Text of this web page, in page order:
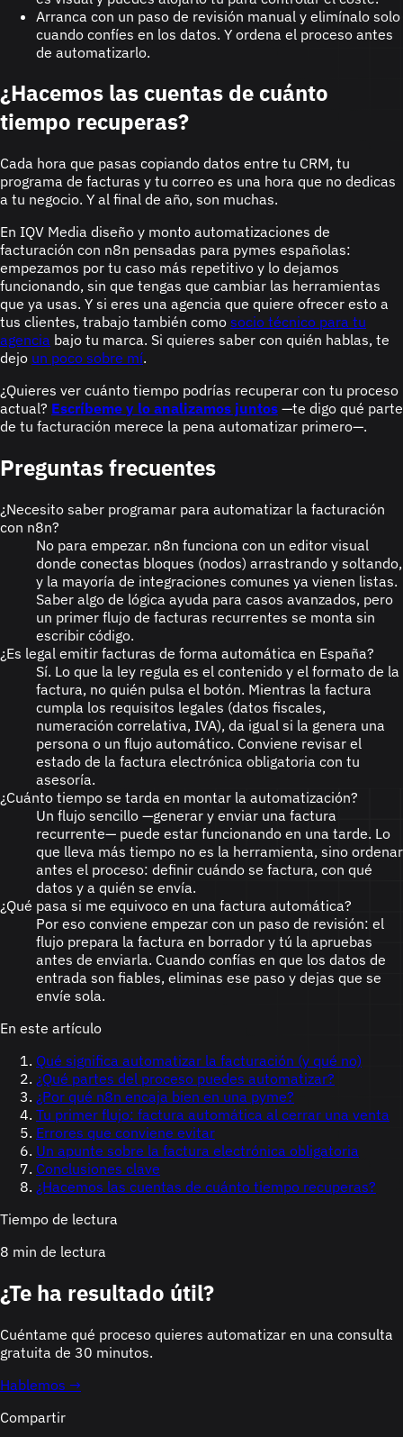
Arranca con un paso de revisión manual y elimínalo solo
cuando confíes en los datos. Y ordena el proceso antes
de automatizarlo.
¿Hacemos las cuentas de cuánto
tiempo recuperas?
Cada hora que pasas copiando datos entre tu CRM, tu
programa de facturas y tu correo es una hora que no dedicas
a tu negocio. Y al final de año, son muchas.
En IQV Media diseño y monto automatizaciones de
facturación con n8n pensadas para pymes españolas:
empezamos por tu caso más repetitivo y lo dejamos
funcionando, sin que tengas que cambiar las herramientas
que ya usas. Y si eres una agencia que quiere ofrecer esto a
tus clientes, trabajo también como socio técnico para tu
agencia bajo tu marca. Si quieres saber con quién hablas, te
dejo un poco sobre mí.
¿Quieres ver cuánto tiempo podrías recuperar con tu proceso
actual? Escríbeme y lo analizamos juntos —te digo qué parte
de tu facturación merece la pena automatizar primero—.
Preguntas frecuentes
¿Necesito saber programar para automatizar la facturación
con n8n?
No para empezar. n8n funciona con un editor visual
donde conectas bloques (nodos) arrastrando y soltando,
y la mayoría de integraciones comunes ya vienen listas.
Saber algo de lógica ayuda para casos avanzados, pero
un primer flujo de facturas recurrentes se monta sin
escribir código.
¿Es legal emitir facturas de forma automática en España?
Sí. Lo que la ley regula es el contenido y el formato de la
factura, no quién pulsa el botón. Mientras la factura
cumpla los requisitos legales (datos fiscales,
numeración correlativa, IVA), da igual si la genera una
persona o un flujo automático. Conviene revisar el
estado de la factura electrónica obligatoria con tu
asesoría.
¿Cuánto tiempo se tarda en montar la automatización?
Un flujo sencillo —generar y enviar una factura
recurrente— puede estar funcionando en una tarde. Lo
que lleva más tiempo no es la herramienta, sino ordenar
antes el proceso: definir cuándo se factura, con qué
datos y a quién se envía.
¿Qué pasa si me equivoco en una factura automática?
Por eso conviene empezar con un paso de revisión: el
flujo prepara la factura en borrador y tú la apruebas
antes de enviarla. Cuando confías en que los datos de
entrada son fiables, eliminas ese paso y dejas que se
envíe sola.
En este artículo
Qué significa automatizar la facturación (y qué no)
¿Qué partes del proceso puedes automatizar?
¿Por qué n8n encaja bien en una pyme?
Tu primer flujo: factura automática al cerrar una venta
Errores que conviene evitar
Un apunte sobre la factura electrónica obligatoria
Conclusiones clave
¿Hacemos las cuentas de cuánto tiempo recuperas?
Tiempo de lectura
8 min de lectura
¿Te ha resultado útil?
Cuéntame qué proceso quieres automatizar en una consulta
gratuita de 30 minutos.
Hablemos →
Compartir